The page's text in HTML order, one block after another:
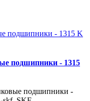
подшипники - 1315
подшипники -